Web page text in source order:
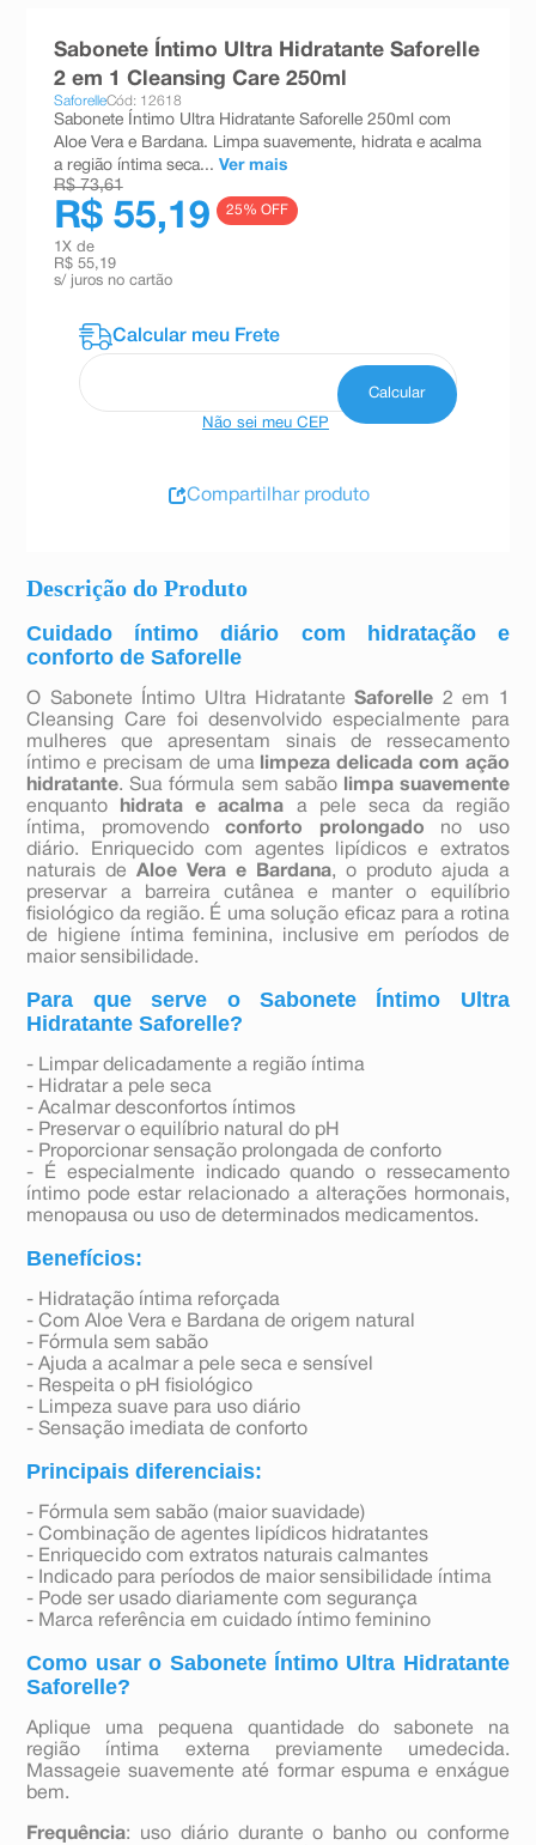
Descrição do Produto
Cuidado íntimo diário com hidratação e
conforto de Saforelle
O Sabonete Íntimo Ultra HidratanteSaforelle 2 em 1
Cleansing Care foi desenvolvido especialmente para
mulheres que apresentam sinais de ressecamento
íntimo e precisam de uma
limpeza delicada com ação
hidratante. Sua fórmula sem sabão
limpa suavemente
enquanto
hidrata e acalma a pele seca da região
íntima, promovendoconforto prolongado no uso
diário. Enriquecido com agentes lipídicos e extratos
naturais deAloe Vera e Bardana, o produto ajuda a
preservar a barreira cutânea e manter o equilíbrio
fisiológico da região. É uma solução eficaz para a rotina
de higiene íntima feminina, inclusive em períodos de
maior sensibilidade.
Para que serve o Sabonete Íntimo Ultra
Hidratante Saforelle?
- Limpar delicadamente a região íntima
- Hidratar a pele seca
- Acalmar desconfortos íntimos
- Preservar o equilíbrio natural do pH
- Proporcionar sensação prolongada de conforto
- É especialmente indicado quando o ressecamento
íntimo pode estar relacionado a alterações hormonais,
menopausa ou uso de determinados medicamentos.
Benefícios:
- Hidratação íntima reforçada
- Com Aloe Vera e Bardana de origem natural
- Fórmula sem sabão
- Ajuda a acalmar a pele seca e sensível
- Respeita o pH fisiológico
- Limpeza suave para uso diário
- Sensação imediata de conforto
Principais diferenciais:
- Fórmula sem sabão (maior suavidade)
- Combinação de agentes lipídicos hidratantes
- Enriquecido com extratos naturais calmantes
- Indicado para períodos de maior sensibilidade íntima
- Pode ser usado diariamente com segurança
- Marca referência em cuidado íntimo feminino
Como usar o Sabonete Íntimo Ultra Hidratante
Saforelle?
Aplique uma pequena quantidade do sabonete na
região íntima externa previamente umedecida.
Massageie suavemente até formar espuma e enxágue
bem.
Frequência: uso diário durante o banho ou conforme
Sabonete Íntimo Ultra Hidratante Saforelle
2 em 1 Cleansing Care 250ml
SaforelleCód: 12618
Sabonete Íntimo Ultra Hidratante Saforelle 250ml com
Aloe Vera e Bardana. Limpa suavemente, hidrata e acalma
a região íntima seca... Ver mais
R$ 73,61
R$ 55,19 25% OFF
1 X de
R$ 55,19
s/ juros no cartão
Não sei meu CEP
Compartilhar produto
teste gravidez
10ºesmalte